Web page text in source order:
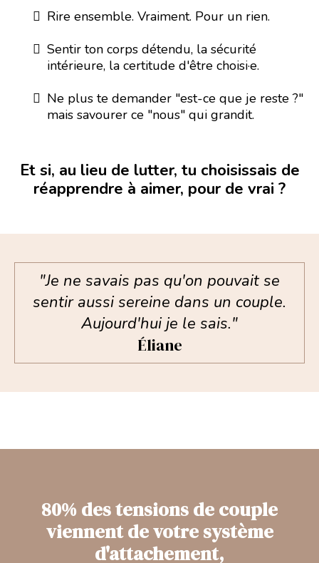
Rire ensemble. Vraiment. Pour un rien.
Sentir ton corps détendu, la sécurité
intérieure, la certitude d'être choisi·e.
Ne plus te demander "est-ce que je reste ?"
mais savourer ce "nous" qui grandit.
Et si, au lieu de lutter, tu choisissais de
réapprendre à aimer, pour de vrai ?
"Je ne savais pas qu'on pouvait se
sentir aussi sereine dans un couple.
Aujourd'hui je le sais."
Éliane
80% des tensions de couple
viennent de votre système
d'attachement,